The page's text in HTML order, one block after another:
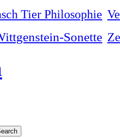
Tier Philosophie
Sonette